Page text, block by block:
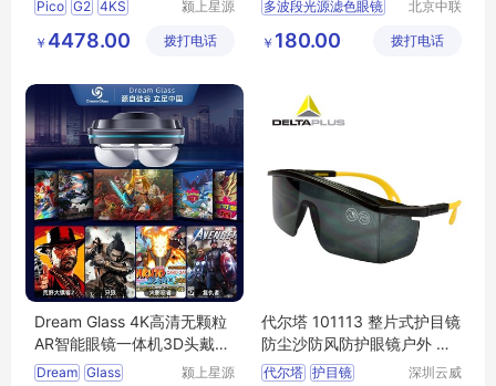
智
Pico G2 4KS
颍上星源
有限公司
￥ 4478.00 拨打电话
多波段光源滤色眼镜
生物检材发现仪眼镜
北京中联
有限公司
￥ 180.00 拨打电话
Dream Glass 4K高清无颗粒
AR智能眼镜一体机3D头戴式
设备ar增强现实vr眼镜虚拟游
Dream Glass
颍上星源
代尔塔 101113 整片式护目镜
防尘沙防风防护眼镜户外 黑
色 运动骑行
代尔塔 护目镜
深圳云威